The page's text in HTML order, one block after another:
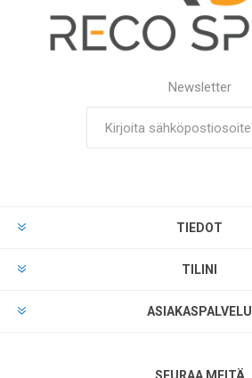
Newsletter
TIEDOT
TILINI
ASIAKASPALVELU